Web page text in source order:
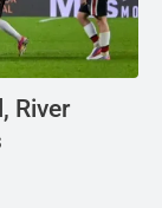
River